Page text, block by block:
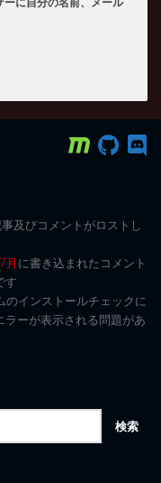
事及びコメントがロストし
月に書き込まれたコメント
す
インストールチェックに
ーが表示される問題があ